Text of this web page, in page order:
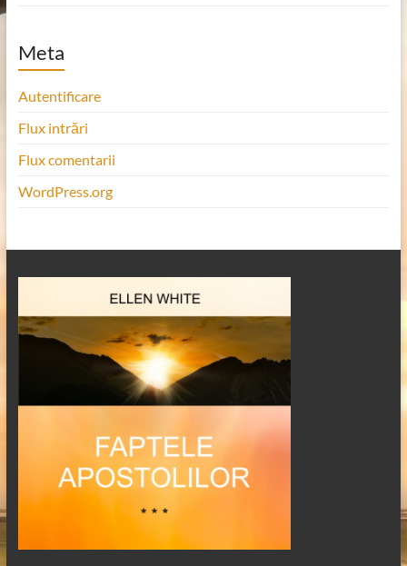
Meta
Autentificare
Flux intrări
Flux comentarii
WordPress.org